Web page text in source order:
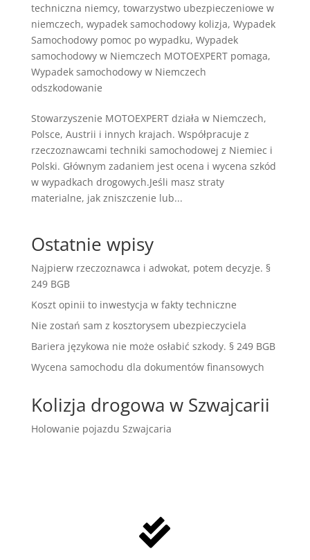
techniczna niemcy, towarzystwo ubezpieczeniowe w
niemczech, wypadek samochodowy kolizja, Wypadek
Samochodowy pomoc po wypadku, Wypadek
samochodowy w Niemczech MOTOEXPERT pomaga,
Wypadek samochodowy w Niemczech
odszkodowanie
Stowarzyszenie MOTOEXPERT działa w Niemczech,
Polsce, Austrii i innych krajach. Współpracuje z
rzeczoznawcami techniki samochodowej z Niemiec i
Polski. Głównym zadaniem jest ocena i wycena szkód
w wypadkach drogowych.Jeśli masz straty
materialne, jak zniszczenie lub...
Ostatnie wpisy
Najpierw rzeczoznawca i adwokat, potem decyzje. §
249 BGB
Koszt opinii to inwestycja w fakty techniczne
Nie zostań sam z kosztorysem ubezpieczyciela
Bariera językowa nie może osłabić szkody. § 249 BGB
Wycena samochodu dla dokumentów finansowych
Kolizja drogowa w Szwajcarii
Holowanie pojazdu Szwajcaria
